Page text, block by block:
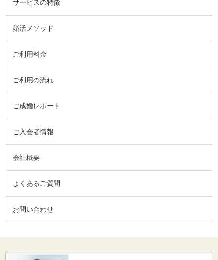
サービスの特徴
婚活メソッド
ご利用料金
ご利用の流れ
ご成婚レポート
ご入会者情報
会社概要
よくあるご質問
お問い合わせ